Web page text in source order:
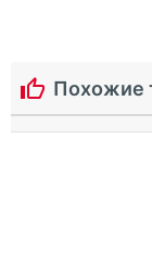
Похожие